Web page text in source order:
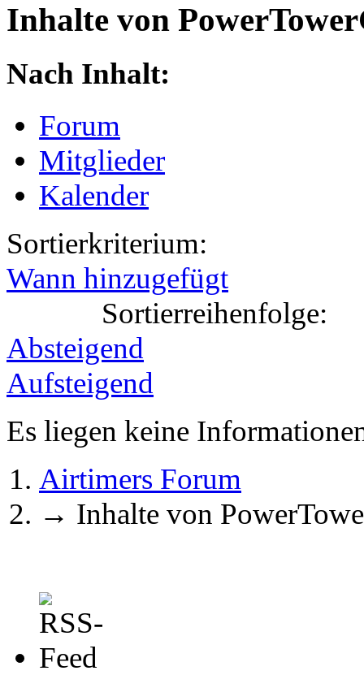
Inhalte von
Nach Inhalt:
Forum
Mitglieder
Kalender
Sortierkriterium:
Wann hinzugefügt
Sortierreihenfolge:
Absteigend
Aufsteigend
Es liegen keine
Airtimers Forum
→ Inhalte von